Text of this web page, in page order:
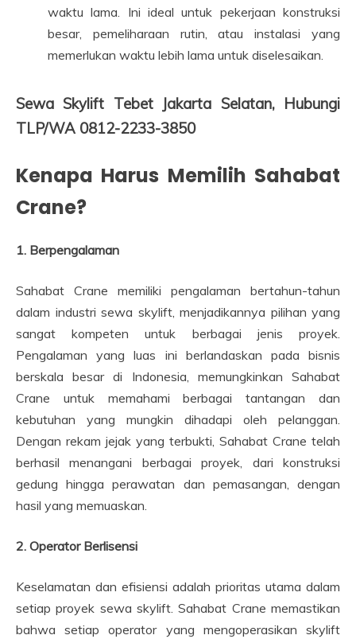
waktu lama. Ini ideal untuk pekerjaan konstruksi
besar, pemeliharaan rutin, atau instalasi yang
memerlukan waktu lebih lama untuk diselesaikan.
Sewa Skylift Tebet Jakarta Selatan, Hubungi
TLP/WA 0812-2233-3850
Kenapa Harus Memilih Sahabat
Crane?
1. Berpengalaman
Sahabat Crane memiliki pengalaman bertahun-tahun
dalam industri sewa skylift, menjadikannya pilihan yang
sangat kompeten untuk berbagai jenis proyek.
Pengalaman yang luas ini berlandaskan pada bisnis
berskala besar di Indonesia, memungkinkan Sahabat
Crane untuk memahami berbagai tantangan dan
kebutuhan yang mungkin dihadapi oleh pelanggan.
Dengan rekam jejak yang terbukti, Sahabat Crane telah
berhasil menangani berbagai proyek, dari konstruksi
gedung hingga perawatan dan pemasangan, dengan
hasil yang memuaskan.
2. Operator Berlisensi
Keselamatan dan efisiensi adalah prioritas utama dalam
setiap proyek sewa skylift. Sahabat Crane memastikan
bahwa setiap operator yang mengoperasikan skylift